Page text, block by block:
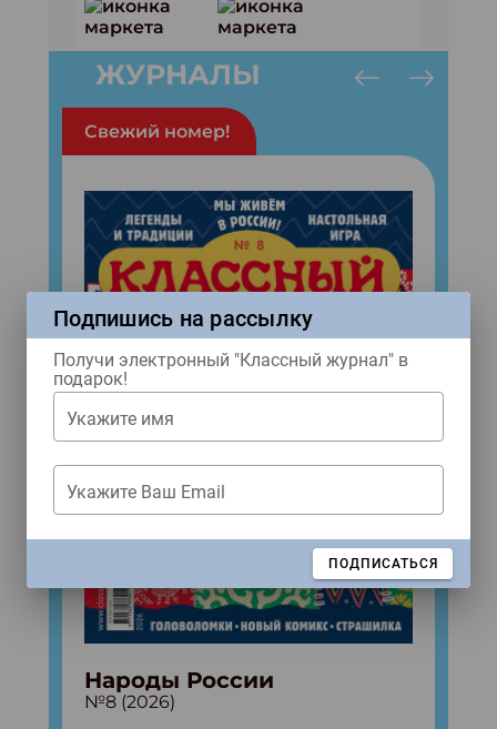
ЖУРНАЛЫ
Свежий номер!
Народы России
№8 (2026)
Подпишись на рассылку
Получи электронный "Классный журнал" в
подарок!
Укажите имя
Укажите Ваш Email
ПОДПИСАТЬСЯ